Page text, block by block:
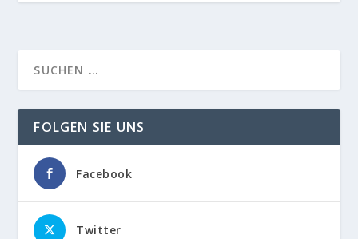
FOLGEN SIE UNS
Facebook
Twitter